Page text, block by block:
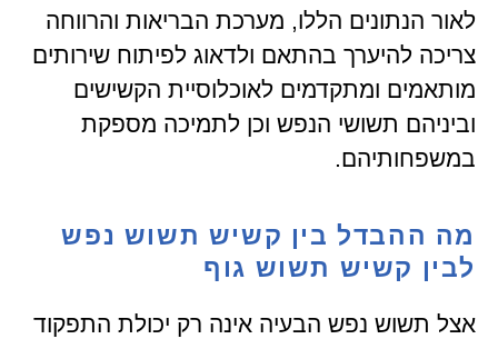
לאור הנתונים הללו, מערכת הבריאות והרווחה
צריכה להיערך בהתאם ולדאוג לפיתוח שירותים
מותאמים ומתקדמים לאוכלוסיית הקשישים
וביניהם תשושי הנפש וכן לתמיכה מספקת
במשפחותיהם.
מה ההבדל בין קשיש תשוש נפש
לבין קשיש תשוש גוף
אצל תשוש נפש הבעיה אינה רק יכולת התפקוד